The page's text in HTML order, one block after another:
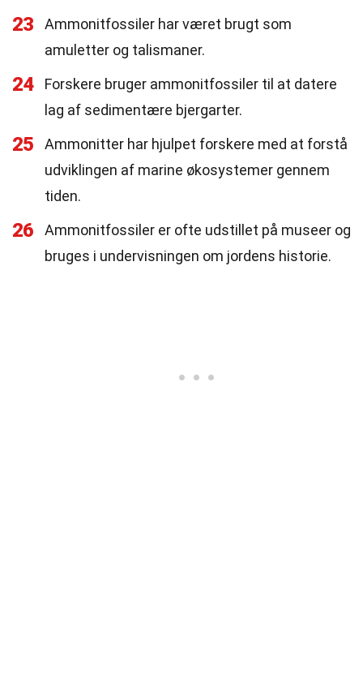
23
Ammonitfossiler har været brugt som
amuletter og talismaner.
24
Forskere bruger ammonitfossiler til at datere
lag af sedimentære bjergarter.
25
Ammonitter har hjulpet forskere med at forstå
udviklingen af marine økosystemer gennem
tiden.
26
Ammonitfossiler er ofte udstillet på museer og
bruges i undervisningen om jordens historie.